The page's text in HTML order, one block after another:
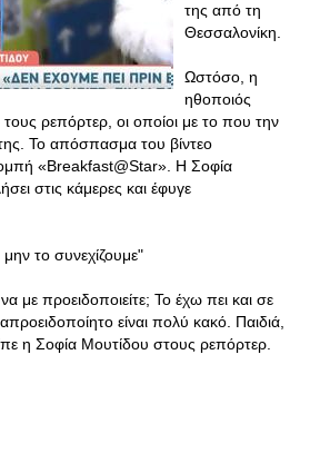
της από τη
Θεσσαλονίκη.
Ωστόσο, η
ηθοποιός
τους ρεπόρτερ, οι οποίοι με το που την
Το απόσπασμα του βίντεο
«Breakfast@Star». Η Σοφία
στις κάμερες και έφυγε
το συνεχίζουμε"
με προειδοποιείτε; Το έχω πει και σε
είναι πολύ κακό. Παιδιά,
η Σοφία Μουτίδου στους ρεπόρτερ.